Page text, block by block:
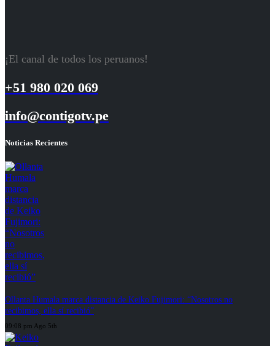
¡El canal de todos los peruanos!
+51 980 020 069
info@contigotv.pe
Noticias Recientes
Ollanta Humala marca distancia de Keiko Fujimori: “Nosotros no
recibimos, ella sí recibió”
09:08 pm Ago 5th